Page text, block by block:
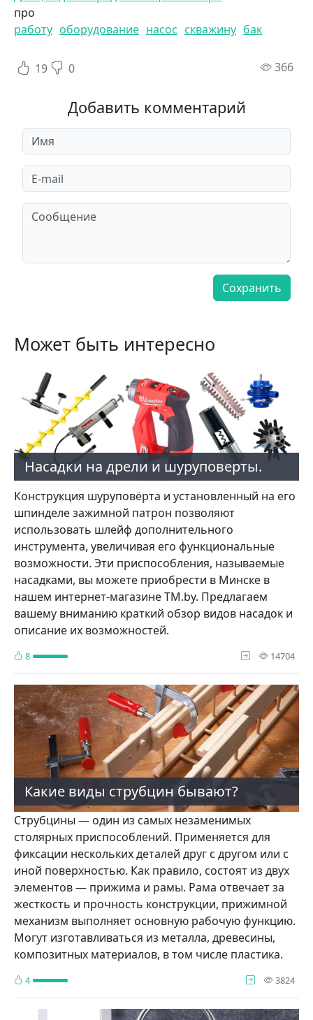
про
работу оборудование насос скважину бак
19 0 366
Добавить комментарий
Может быть интересно
Насадки на дрели и шуруповерты.
Конструкция шуруповёрта и установленный на его
шпинделе зажимной патрон позволяют
использовать шлейф дополнительного
инструмента, увеличивая его функциональные
возможности. Эти приспособления, называемые
насадками, вы можете приобрести в Минске в
нашем интернет-магазине TM.by. Предлагаем
вашему вниманию краткий обзор видов насадок и
описание их возможностей.
8 14704
Какие виды струбцин бывают?
Струбцины — один из самых незаменимых
столярных приспособлений. Применяется для
фиксации нескольких деталей друг с другом или с
иной поверхностью. Как правило, состоят из двух
элементов — прижима и рамы. Рама отвечает за
жесткость и прочность конструкции, прижимной
механизм выполняет основную рабочую функцию.
Могут изготавливаться из металла, древесины,
композитных материалов, в том числе пластика.
4 3824